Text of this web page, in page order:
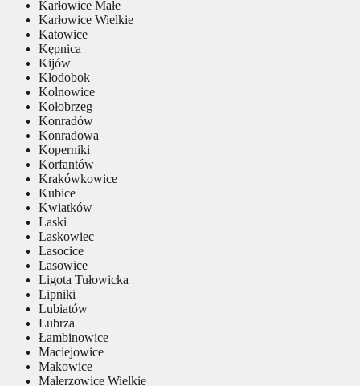
Karłowice Małe
Karłowice Wielkie
Katowice
Kępnica
Kijów
Kłodobok
Kolnowice
Kołobrzeg
Konradów
Konradowa
Koperniki
Korfantów
Krakówkowice
Kubice
Kwiatków
Laski
Laskowiec
Lasocice
Lasowice
Ligota Tułowicka
Lipniki
Lubiatów
Lubrza
Łambinowice
Maciejowice
Makowice
Malerzowice Wielkie